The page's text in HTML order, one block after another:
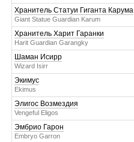
Хранитель Статуи Гиганта Карума
Giant Statue Guardian Karum
Хранитель Харит Гаранки
Harit Guardian Garangky
Шаман Исирр
Wizard Isirr
Экимус
Ekimus
Элигос Возмездия
Vengeful Eligos
Эмбрио Гарон
Embryo Garron